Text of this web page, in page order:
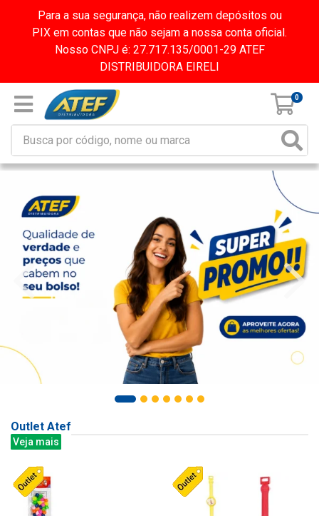
Para a sua segurança, não realizem depósitos ou
PIX em contas que não sejam a nossa conta oficial.
Nosso CNPJ é: 27.717.135/0001-29 ATEF
DISTRIBUIDORA EIRELI
0
Outlet Atef
Veja mais